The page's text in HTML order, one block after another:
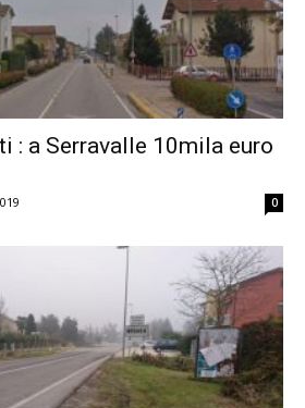
: a Serravalle 10mila euro
0